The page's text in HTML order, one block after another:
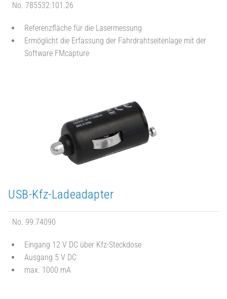
No. 785532:101.26
Referenzfläche für die Lasermessung
Ermöglicht die Erfassung der Fahrdrahtseitenlage mit der
Software FMcapture
USB-Kfz-Ladeadapter
No. 99.74090
Eingang 12 V DC über Kfz-Steckdose
Ausgang 5 V DC
max. 1000 mA